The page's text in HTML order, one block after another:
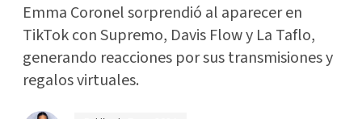
Emma Coronel sorprendió al aparecer en
TikTok con Supremo, Davis Flow y La Taflo,
generando reacciones por sus transmisiones y
regalos virtuales.